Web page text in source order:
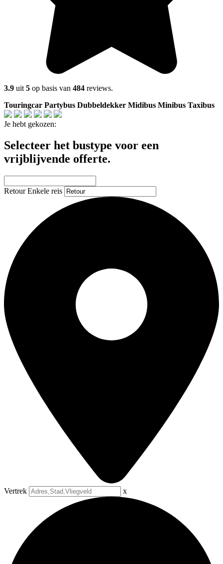
3.9 uit 5 op basis van 484 reviews.
Touringcar Partybus Dubbeldekker Midibus Minibus Taxibus
Je hebt gekozen:
Selecteer het bustype voor een
vrijblijvende offerte.
RetourEnkele reis
Vertrek x